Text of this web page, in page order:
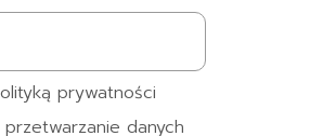
prywatności
danych